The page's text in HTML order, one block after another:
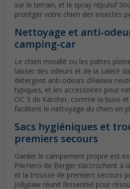
sur le terrain, et le spray répulsif
protéger votre chien des insectes
Nettoyage et anti-
camping-car
Le chien mouillé ou les pattes
laisser des odeurs et de la saleté
détergent anti-odeurs d’Awiwa
typiques, et les accessoires pour
OC 3 de Kärcher, comme la buse
facilitent le nettoyage du chien en
Sacs hygiéniques et
premiers secours
Garder le campement propre est
PileHero de Berger s’accrochent à
et la trousse de premiers secours
Jollypaw réunit l’essentiel pour